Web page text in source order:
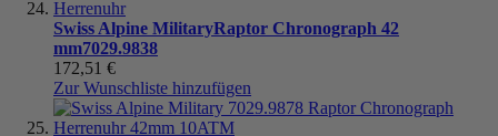
Swiss Alpine MilitaryRaptor Chronograph 42
mm7029.9838
172,51 €
Zur Wunschliste hinzufügen